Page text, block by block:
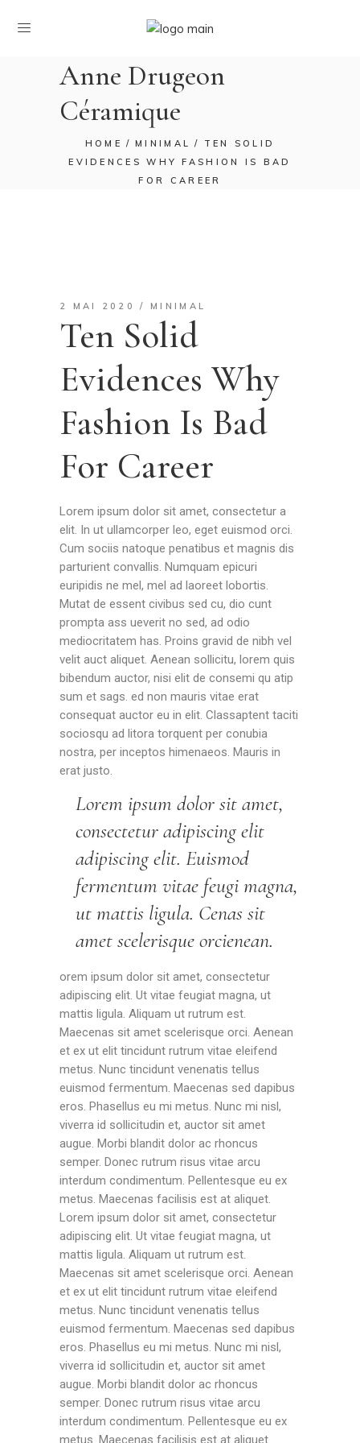
Anne Drugeon
Céramique
HOME MINIMAL
TEN SOLID
EVIDENCES WHY FASHION IS BAD
FOR CAREER
2 MAI 2020 MINIMAL
Ten Solid
Evidences Why
Fashion Is Bad
For Career
Lorem ipsum dolor sit amet, consectetur a
elit. In ut ullamcorper leo, eget euismod orci.
Cum sociis natoque penatibus et magnis dis
parturient convallis. Numquam epicuri
euripidis ne mel, mel ad laoreet lobortis.
Mutat de essent civibus sed cu, dio cunt
prompta ass ueverit no sed, ad odio
mediocritatem has. Proins gravid de nibh vel
velit auct aliquet. Aenean sollicitu, lorem quis
bibendum auctor, nisi elit de consemi qu atip
sum et sags. ed non mauris vitae erat
consequat auctor eu in elit. Classaptent taciti
sociosqu ad litora torquent per conubia
nostra, per inceptos himenaeos. Mauris in
erat justo.
Lorem ipsum dolor sit amet,
consectetur adipiscing elit
adipiscing elit. Euismod
fermentum vitae feugi magna,
ut mattis ligula. Cenas sit
amet scelerisque orcienean.
orem ipsum dolor sit amet, consectetur
adipiscing elit. Ut vitae feugiat magna, ut
mattis ligula. Aliquam ut rutrum est.
Maecenas sit amet scelerisque orci. Aenean
et ex ut elit tincidunt rutrum vitae eleifend
metus. Nunc tincidunt venenatis tellus
euismod fermentum. Maecenas sed dapibus
eros. Phasellus eu mi metus. Nunc mi nisl,
viverra id sollicitudin et, auctor sit amet
augue. Morbi blandit dolor ac rhoncus
semper. Donec rutrum risus vitae arcu
interdum condimentum. Pellentesque eu ex
metus. Maecenas facilisis est at aliquet.
Lorem ipsum dolor sit amet, consectetur
adipiscing elit. Ut vitae feugiat magna, ut
mattis ligula. Aliquam ut rutrum est.
Maecenas sit amet scelerisque orci. Aenean
et ex ut elit tincidunt rutrum vitae eleifend
metus. Nunc tincidunt venenatis tellus
euismod fermentum. Maecenas sed dapibus
eros. Phasellus eu mi metus. Nunc mi nisl,
viverra id sollicitudin et, auctor sit amet
augue. Morbi blandit dolor ac rhoncus
semper. Donec rutrum risus vitae arcu
interdum condimentum. Pellentesque eu ex
metus. Maecenas facilisis est at aliquet.